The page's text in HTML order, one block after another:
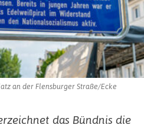
an der Flensburger Straße/Ecke
das Bündnis die